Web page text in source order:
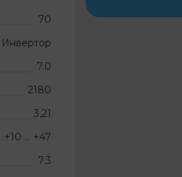
70
Инвертор
7.0
2180
3,21
+10 … +47
7.3